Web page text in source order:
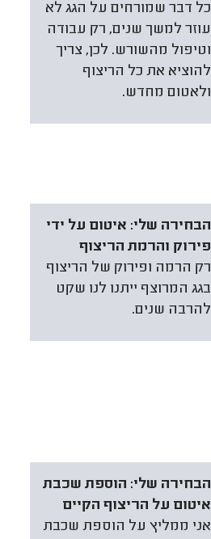
כל דבר שמורחים על הגג לא
עוזר למשך שנים, רק עבודה
וטיפול מהשורש. לכן, צריך
להוציא את כל הריצוף
ולאטום מחדש.
הבחירה שלי: איטום על ידי
פירוק והרמת הריצוף
רק הרמה ופירוק של הריצוף
בגג המרוצף ייתנו לנו שקט
להרבה שנים.
הבחירה שלי: הוספת שכבת
איטום על הריצוף הקיים
אני ממליץ על הוספת שכבת